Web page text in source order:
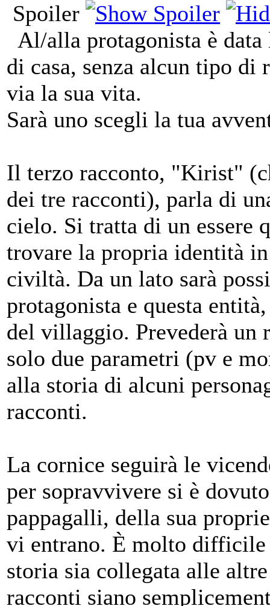
Spoiler
Al/alla protagonista è
di casa, senza alcun tipo di
via la sua vita.
Sarà uno scegli la tua
Il terzo racconto, "Kirist"
dei tre racconti), parla di
cielo. Si tratta di un essere
trovare la propria identità
civiltà. Da un lato sarà
protagonista e questa
del villaggio. Prevederà un
solo due parametri (pv e
alla storia di alcuni
racconti.
La cornice seguirà le
per sopravvivere si è
pappagalli, della sua
vi entrano. È molto difficile
storia sia collegata alle
racconti siano